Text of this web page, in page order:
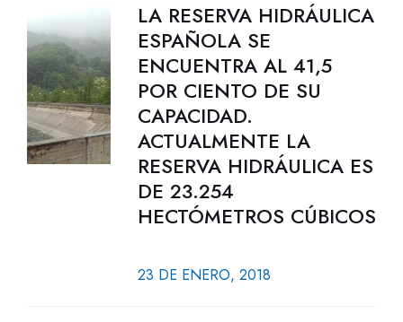
LA RESERVA HIDRÁULICA
ESPAÑOLA SE
ENCUENTRA AL 41,5
POR CIENTO DE SU
CAPACIDAD.
ACTUALMENTE LA
RESERVA HIDRÁULICA ES
DE 23.254
HECTÓMETROS CÚBICOS
23 DE ENERO, 2018